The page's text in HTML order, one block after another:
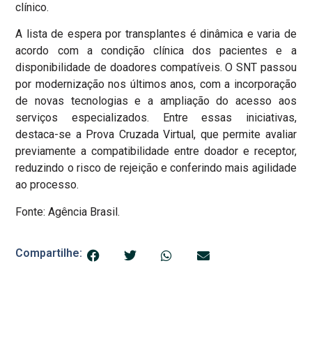
clínico.
A lista de espera por transplantes é dinâmica e varia de
acordo com a condição clínica dos pacientes e a
disponibilidade de doadores compatíveis. O SNT passou
por modernização nos últimos anos, com a incorporação
de novas tecnologias e a ampliação do acesso aos
serviços especializados. Entre essas iniciativas,
destaca-se a Prova Cruzada Virtual, que permite avaliar
previamente a compatibilidade entre doador e receptor,
reduzindo o risco de rejeição e conferindo mais agilidade
ao processo.
Fonte: Agência Brasil.
Compartilhe: